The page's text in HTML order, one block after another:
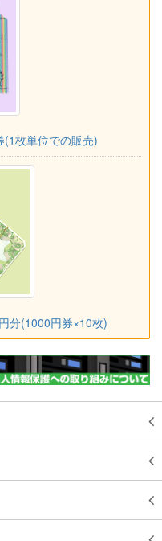
(1枚単位での販売)
分(1000円券×10枚)